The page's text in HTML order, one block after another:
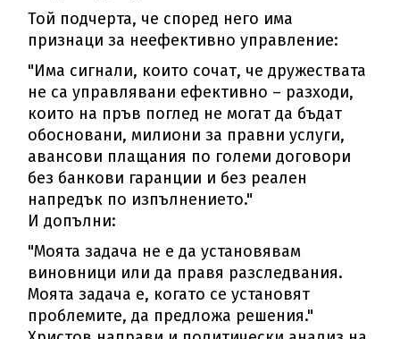
Той подчерта, че според него има
признаци за неефективно управление:
"Има сигнали, които сочат, че дружествата
не са управлявани ефективно – разходи,
които на пръв поглед не могат да бъдат
обосновани, милиони за правни услуги,
авансови плащания по големи договори
без банкови гаранции и без реален
напредък по изпълнението."
И допълни:
"Моята задача не е да установявам
виновници или да правя разследвания.
Моята задача е, когато се установят
проблемите, да предложа решения."